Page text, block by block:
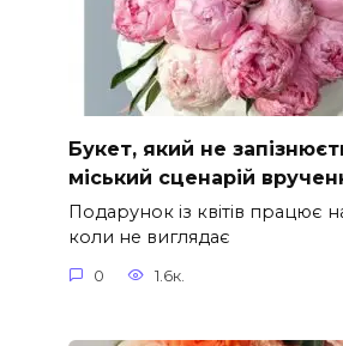
Букет, який не
міський сценарій
Подарунок із квітів працює
коли не виглядає
0 1.6к.